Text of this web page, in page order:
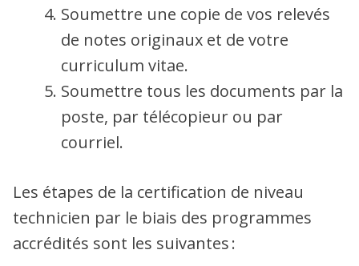
Soumettre une copie de vos relevés
de notes originaux et de votre
curriculum vitae.
Soumettre tous les documents par la
poste, par télécopieur ou par
courriel.
Les étapes de la certification de niveau
technicien par le biais des programmes
accrédités sont les suivantes :